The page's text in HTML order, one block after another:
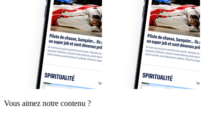
Vous aimez notre contenu ?